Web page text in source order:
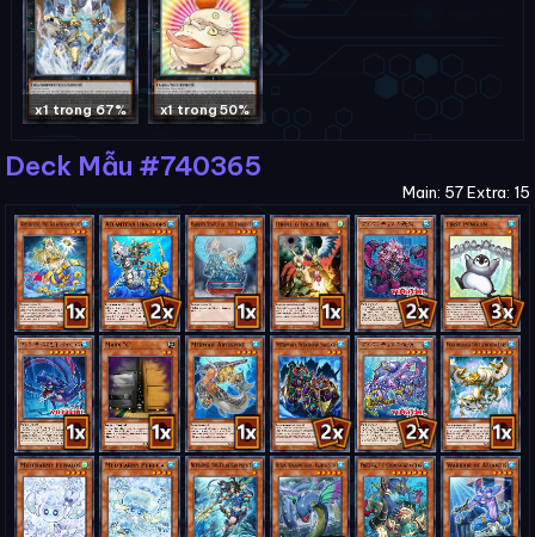
x1 trong 67% x1 trong 50%
Deck Mẫu #740365
Main: 57 Extra: 15